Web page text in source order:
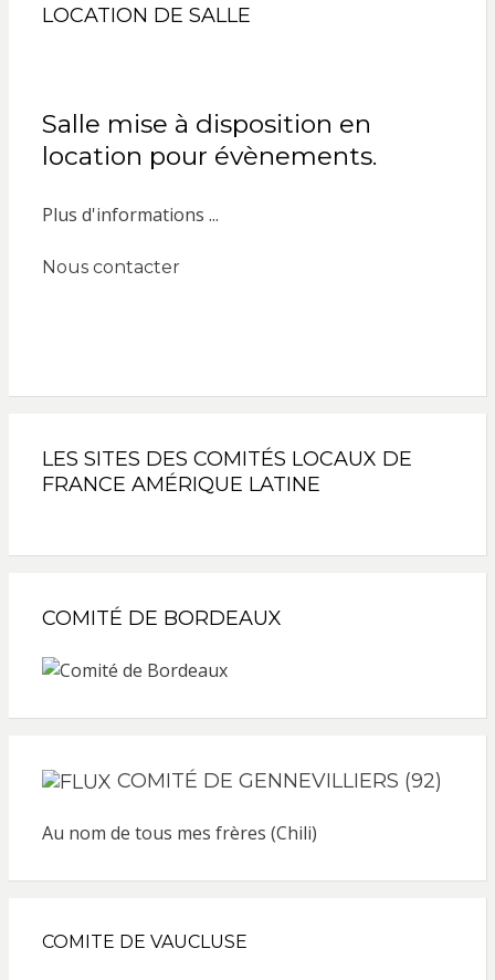
LOCATION DE SALLE
Salle mise à disposition en
location pour évènements.
Plus d'informations ...
Nous contacter
LES SITES DES COMITÉS LOCAUX DE
FRANCE AMÉRIQUE LATINE
COMITÉ DE BORDEAUX
COMITÉ DE GENNEVILLIERS (92)
Au nom de tous mes frères (Chili)
COMITE DE VAUCLUSE